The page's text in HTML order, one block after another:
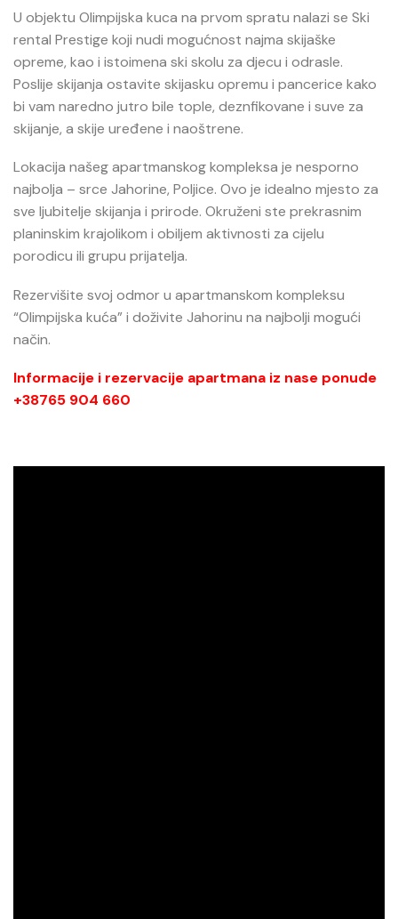
U objektu Olimpijska kuca na prvom spratu nalazi se Ski
rental Prestige koji nudi mogućnost najma skijaške
opreme, kao i istoimena ski skolu za djecu i odrasle.
Poslije skijanja ostavite skijasku opremu i pancerice kako
bi vam naredno jutro bile tople, deznfikovane i suve za
skijanje, a skije uređene i naoštrene.
Lokacija našeg apartmanskog kompleksa je nesporno
najbolja – srce Jahorine, Poljice. Ovo je idealno mjesto za
sve ljubitelje skijanja i prirode. Okruženi ste prekrasnim
planinskim krajolikom i obiljem aktivnosti za cijelu
porodicu ili grupu prijatelja.
Rezervišite svoj odmor u apartmanskom kompleksu
“Olimpijska kuća” i doživite Jahorinu na najbolji mogući
način.
Informacije i rezervacije apartmana iz nase ponude
+38765 904 660